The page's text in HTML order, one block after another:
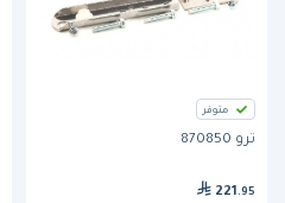
متوفر
ترو 870850
221 .95